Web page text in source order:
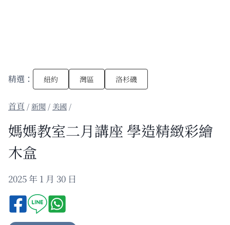
精選： 紐約 灣區 洛杉磯
/新聞 / 美國 /
媽媽教室二月講座 學造精緻彩繪
木盒
2025 年 1 月 30 日